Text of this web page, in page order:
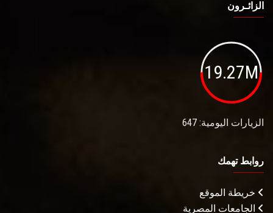
الزائـرون
19.27M
الزيارات اليومية: 647
روابط تهمك
خريطة الموقع
الجامعات المصرية